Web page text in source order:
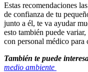
Estas recomendaciones
de confianza de tu
junto a él, te va ayudar
esto también puede
con personal médico
También te puede
medio ambiente